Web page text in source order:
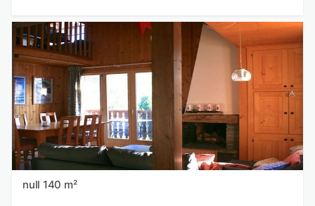
null 140 m²